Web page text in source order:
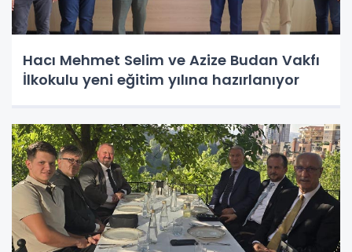
Hacı Mehmet Selim ve Azize Budan Vakfı
İlkokulu yeni eğitim yılına hazırlanıyor